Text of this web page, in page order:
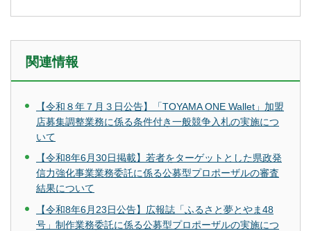
関連情報
【令和８年７月３日公告】「TOYAMA ONE Wallet」加盟
店募集調整業務に係る条件付き一般競争入札の実施につ
いて
【令和8年6月30日掲載】若者をターゲットとした県政発
信力強化事業業務委託に係る公募型プロポーザルの審査
結果について
【令和8年6月23日公告】広報誌「ふるさと夢とやま48
号」制作業務委託に係る公募型プロポーザルの実施につ